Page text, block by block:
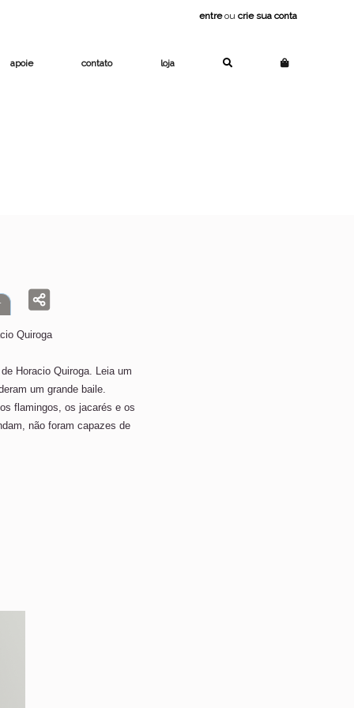
entreou crie sua conta
apoie contato loja
Quiroga
Horacio Quiroga. Leia um
um grande baile.
flamingos, os jacarés e os
não foram capazes de